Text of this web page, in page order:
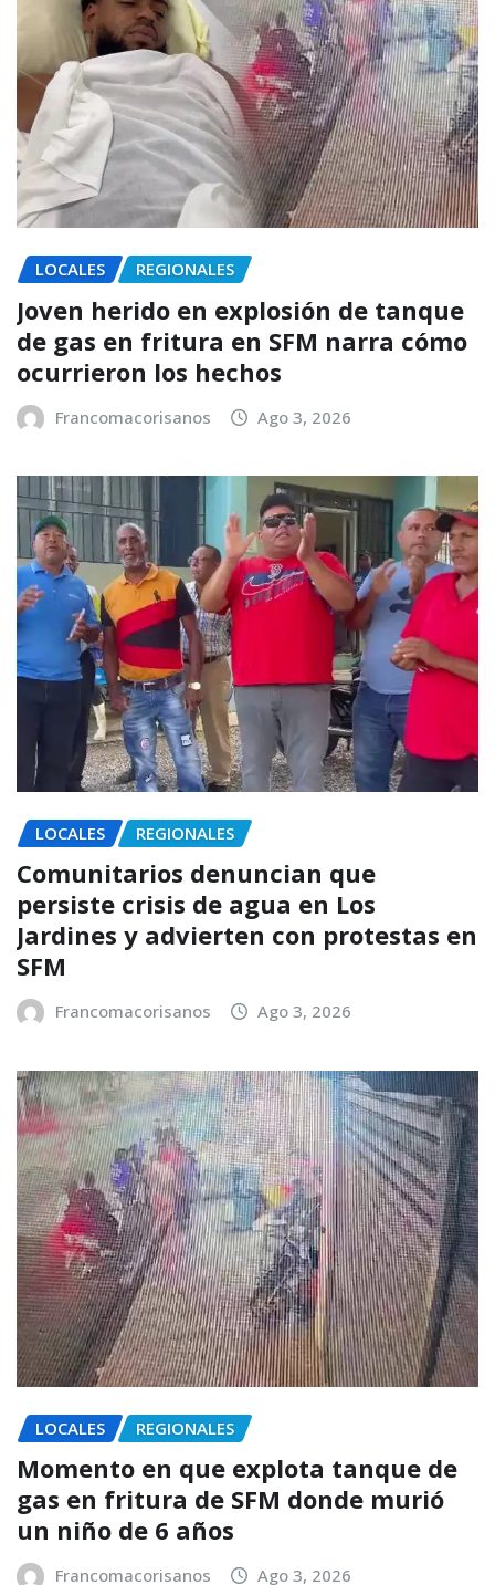
LOCALES REGIONALES
Joven herido en explosión de tanque
de gas en fritura en SFM narra cómo
ocurrieron los hechos
Francomacorisanos Ago 3, 2026
LOCALES REGIONALES
Comunitarios denuncian que
persiste crisis de agua en Los
Jardines y advierten con protestas en
SFM
Francomacorisanos Ago 3, 2026
LOCALES REGIONALES
Momento en que explota tanque de
gas en fritura de SFM donde murió
un niño de 6 años
Francomacorisanos Ago 3, 2026